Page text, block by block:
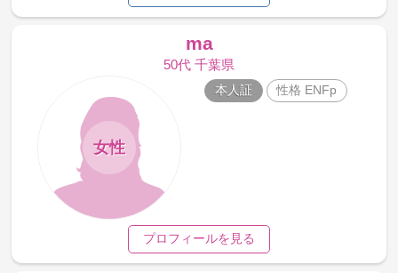
ma
50代 千葉県
女性
本人証 性格 ENFp
プロフィールを見る